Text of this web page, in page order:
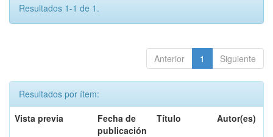
Resultados 1-1 de 1.
Anterior 1 Siguiente
Resultados por ítem:
Vista previa
Fecha de
publicación
Título Autor(es)